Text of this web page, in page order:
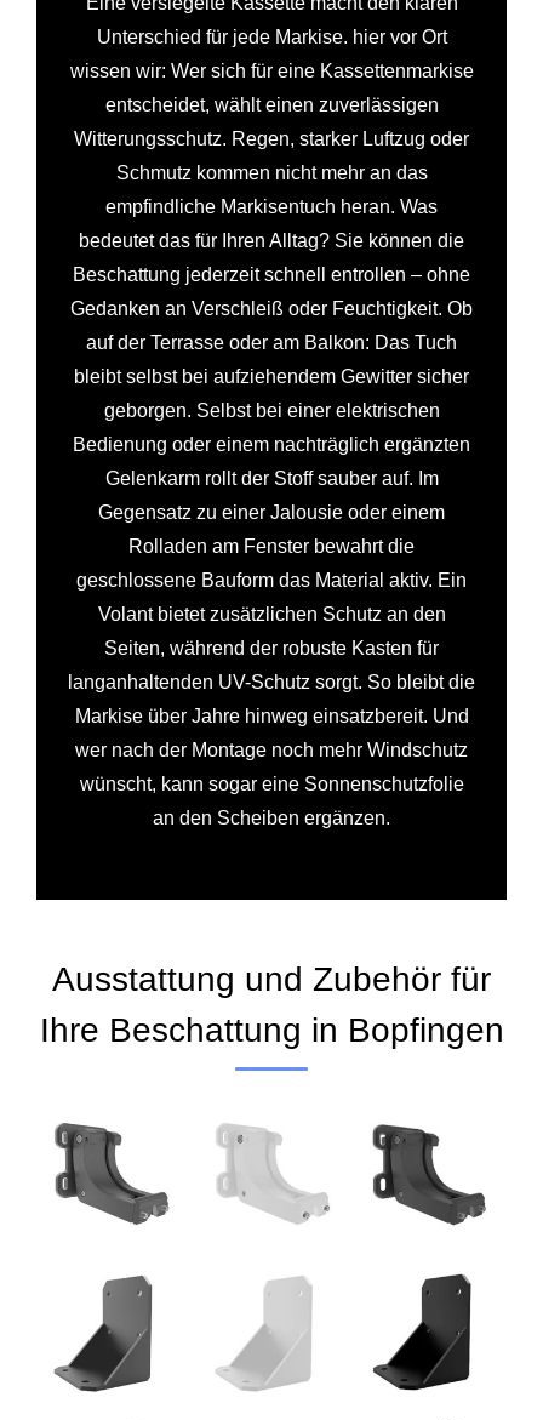
Unterschied für jede Markise. hier vor Ort
wissen wir: Wer sich für eine Kassettenmarkise
entscheidet, wählt einen zuverlässigen
Witterungsschutz. Regen, starker Luftzug oder
Schmutz kommen nicht mehr an das
empfindliche Markisentuch heran. Was
bedeutet das für Ihren Alltag? Sie können die
Beschattung jederzeit schnell entrollen – ohne
Gedanken an Verschleiß oder Feuchtigkeit. Ob
auf der Terrasse oder am Balkon: Das Tuch
bleibt selbst bei aufziehendem Gewitter sicher
geborgen. Selbst bei einer elektrischen
Bedienung oder einem nachträglich ergänzten
Gelenkarm rollt der Stoff sauber auf. Im
Gegensatz zu einer Jalousie oder einem
Rolladen am Fenster bewahrt die
geschlossene Bauform das Material aktiv. Ein
Volant bietet zusätzlichen Schutz an den
Seiten, während der robuste Kasten für
langanhaltenden UV-Schutz sorgt. So bleibt die
Markise über Jahre hinweg einsatzbereit. Und
wer nach der Montage noch mehr Windschutz
wünscht, kann sogar eine Sonnenschutzfolie
an den Scheiben ergänzen.
Ausstattung und Zubehör für
Ihre Beschattung in Bopfingen